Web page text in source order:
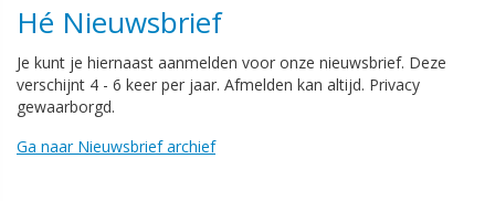
Hé Nieuwsbrief
Je kunt je hiernaast aanmelden voor onze nieuwsbrief. Deze
verschijnt 4 - 6 keer per jaar. Afmelden kan altijd. Privacy
gewaarborgd.
Ga naar Nieuwsbrief archief